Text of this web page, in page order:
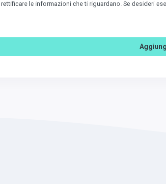
le informazioni che ti riguardano. Se desideri